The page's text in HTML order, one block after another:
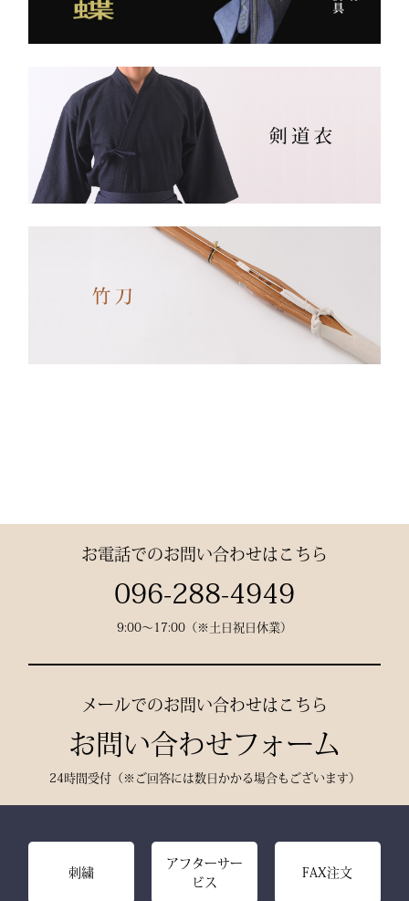
生地は明治5年創業の老舗
縫製は熊本の熟練縫製工場
で丁寧に仕立てられ、耐
久性と着心地を両立してい
ます。
日々の稽古・大会でも安心
本最古クラスの木綿生地。
熟練職人の 丁寧な縫製
手に。
お電話でのお問い合わせはこちら
096-288-4949
9:00〜17:00（※土日祝日休業）
メールでのお問い合わせはこちら
お問い合わせフォーム
24時間受付（※ご回答には数日かかる場合もございます）
刺繍
アフターサー
ビス
FAX注文